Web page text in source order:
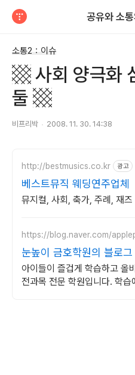
공유와 소
소통2：이슈
▩ 사회 양극화
둘 ▩
비프리박 2008. 11. 30. 14:38
http://bestmusics.co.kr 광고
베스트뮤직 웨딩연주업체
뮤지컬, 사회, 축가, 주례, 재
https://blog.naver.com/
눈높이 금호학원의 블로
다
아이들이 즐겁게 학습하고 올
전과목 전문 학원입니다. 학습